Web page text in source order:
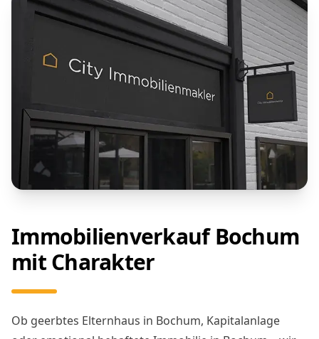
Immobilienverkauf Bochum
mit Charakter
Ob geerbtes Elternhaus in Bochum, Kapitalanlage